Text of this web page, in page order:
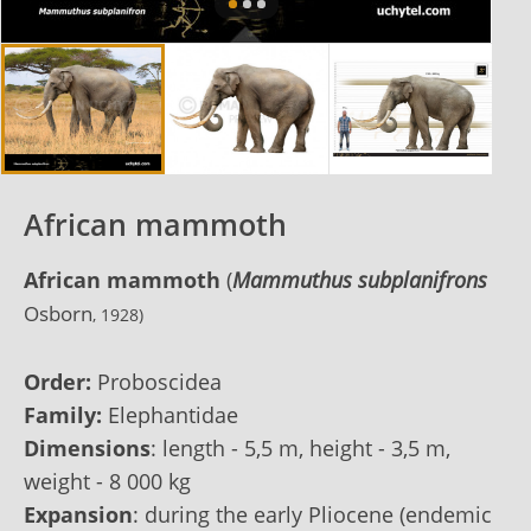
African mammoth
African mammoth (Mammuthus subplanifrons
Osborn, 1928)
Order: Proboscidea
Family: Elephantidae
Dimensions: length - 5,5 m, height - 3,5 m,
weight - 8 000 kg
Expansion: during the early Pliocene (endemic